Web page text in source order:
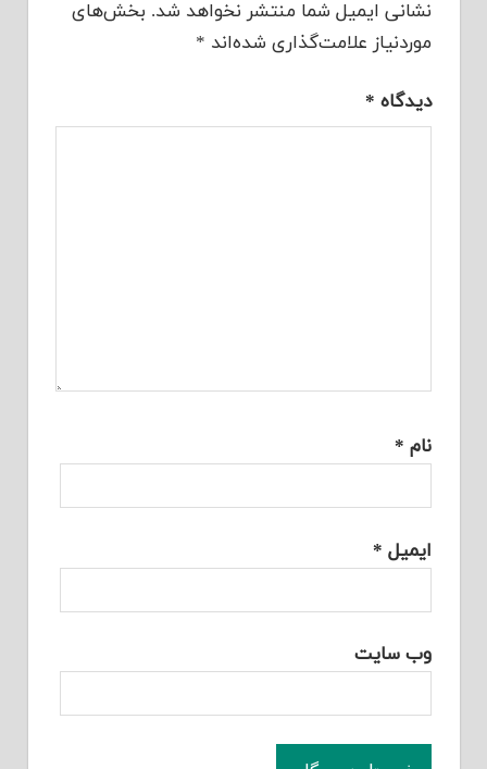
نشانی ایمیل شما منتشر نخواهد شد. بخش‌های
موردنیاز علامت‌گذاری شده‌اند *
دیدگاه *
نام *
ایمیل *
وب‌ سایت